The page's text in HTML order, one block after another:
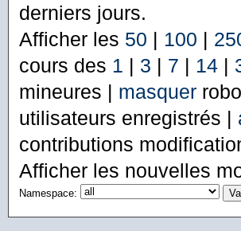
derniers jours.
Afficher les 50 | 100 |
cours des 1 | 3 | 7 | 14|
mineures | masquer
utilisateurs enregistrés |
contributions
Afficher les nouvelles
Namespace: